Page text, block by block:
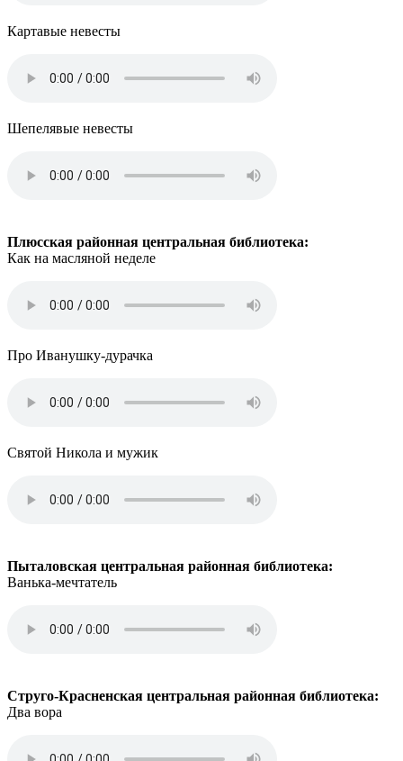
Картавые невесты
Шепелявые невесты
Плюсская районная центральная библиотека:
Как на масляной неделе
Про Иванушку-дурачка
Святой Никола и мужик
Пыталовская центральная районная библиотека:
Ванька-мечтатель
Струго-Красненская центральная районная библиотека:
Два вора